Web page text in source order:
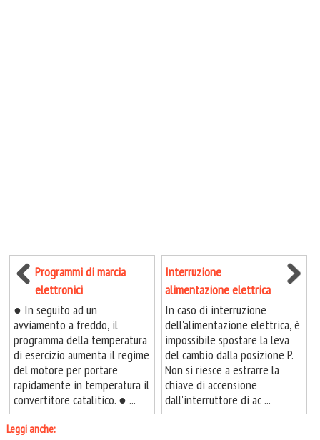
Programmi di marcia
elettronici
● In seguito ad un
avviamento a freddo, il
programma della temperatura
di esercizio aumenta il regime
del motore per portare
rapidamente in temperatura il
convertitore catalitico. ● ...
Interruzione
alimentazione elettrica
In caso di interruzione
dell'alimentazione elettrica, è
impossibile spostare la leva
del cambio dalla posizione P.
Non si riesce a estrarre la
chiave di accensione
dall'interruttore di ac ...
Leggi anche: